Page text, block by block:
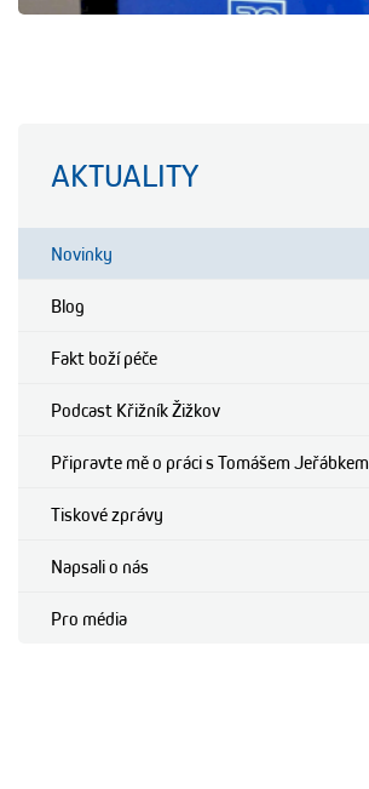
AKTUALITY
Novinky
Blog
Fakt boží péče
Podcast Křižník Žižkov
Připravte mě o práci s Tomášem Jeřábkem
Tiskové zprávy
Napsali o nás
Pro média